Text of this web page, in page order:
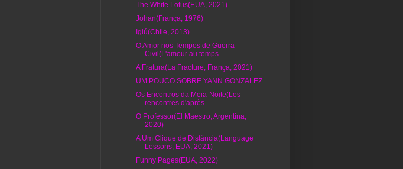
The White Lotus(EUA, 2021)
Johan(França, 1976)
Iglú(Chile, 2013)
O Amor nos Tempos de Guerra
Civil(L'amour au temps...
A Fratura(La Fracture, França, 2021)
UM POUCO SOBRE YANN GONZALEZ
Os Encontros da Meia-Noite(Les
rencontres d'après ...
O Professor(El Maestro, Argentina,
2020)
A Um Clique de Distância(Language
Lessons, EUA, 2021)
Funny Pages(EUA, 2022)